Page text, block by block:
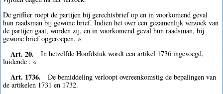
De griffier roept de partijen bij gerechtsbrief op en in voorkomend geval
hun raadsman bij gewone brief. Indien het over een gezamenlijk verzoek van
de partijen gaat, worden zij, en in voorkomend geval hun raadsman, bij
gewone brief opgeroepen. »
Art. 20.
In hetzelfde Hoofdstuk wordt een artikel 1736 ingevoegd,
luidende : «
Art. 1736.
De bemiddeling verloopt overeenkomstig de bepalingen van
de artikelen 1731 en 1732.